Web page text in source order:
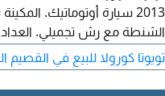
2013 سيارة أوتوماتيك.
يتصل الا الصامل. الموقع
تويوتا كورولا للبيع في القصيم